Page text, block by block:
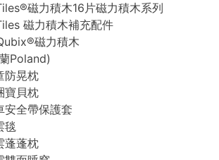
磁力積木16片磁力積木系列
磁力積木補充配件
磁力積木
Poland)
防晃枕
寶貝枕
安全帶保護套
毯
蓬蓬枕